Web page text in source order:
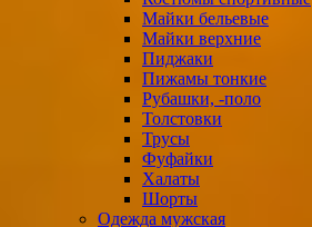
Майки бельевые
Майки верхние
Пиджаки
Пижамы тонкие
Рубашки, -поло
Толстовки
Трусы
Фуфайки
Халаты
Шорты
Одежда мужская